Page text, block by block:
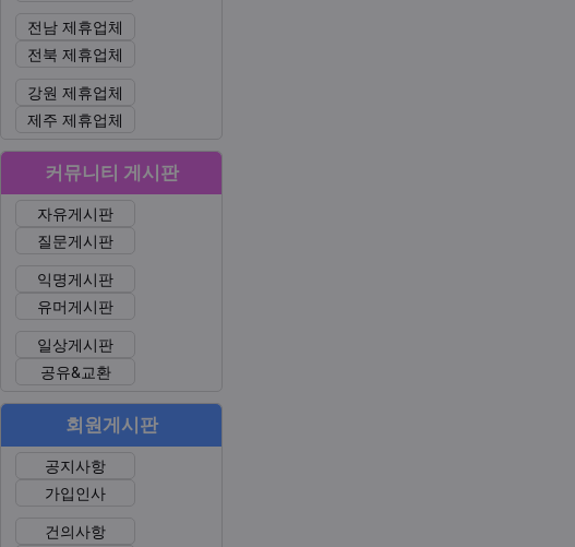
전남 제휴업체
전북 제휴업체
강원 제휴업체
제주 제휴업체
커뮤니티 게시판
자유게시판
질문게시판
익명게시판
유머게시판
일상게시판
공유&교환
회원게시판
공지사항
가입인사
건의사항